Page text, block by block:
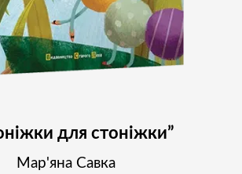
для стоніжки”
Мар'яна Савка
Підписатись